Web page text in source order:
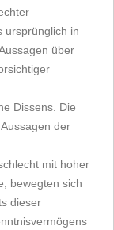
ursprünglich in
über
Dissens. Die
der
mit hoher
bewegten sich
dieser